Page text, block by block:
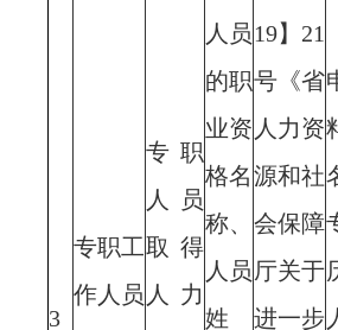
3
专职工
作人员
专职
人员
取得
人力
人员
的职
业资
格名
称、
人员
姓
19】21
号《省
人力资
源和社
会保障
厅关于
进一步